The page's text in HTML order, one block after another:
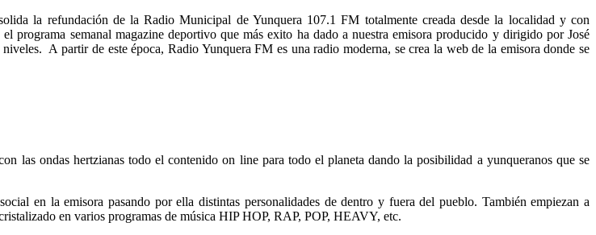
la refundación de la Radio Municipal de Yunquera 107.1 FM totalmente creada desde la localidad y con
el programa semanal magazine deportivo que más exito ha dado a nuestra emisora producido y dirigido por José
A partir de este época, Radio Yunquera FM es una radio moderna, se crea la web de la emisora donde se
las ondas hertzianas todo el contenido on line para todo el planeta dando la posibilidad a yunqueranos que se
en la emisora pasando por ella distintas personalidades de dentro y fuera del pueblo. También empiezan a
en varios programas de música HIP HOP, RAP, POP, HEAVY, etc.